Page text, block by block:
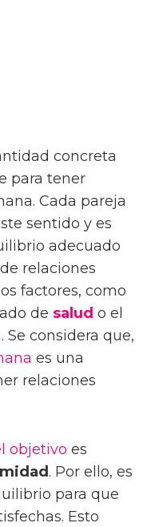
concreta
para tener
Cada pareja
sentido y es
adecuado
de relaciones
factores, como
de salud o el
Se considera que,
es una
relaciones
objetivo es
. Por ello, es
para que
Esto